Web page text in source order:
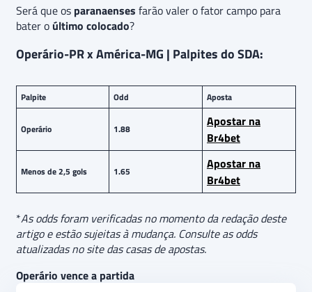
Será que os paranaenses farão valer o fator campo para
bater o último colocado?
Operário-PR x América-MG | Palpites do SDA:
Palpite Odd Aposta
Operário 1.88
Apostar na
Br4bet
Menos de 2,5 gols 1.65
Apostar na
Br4bet
*As odds foram verificadas no momento da redação deste
artigo e estão sujeitas à mudança. Consulte as odds
atualizadas no site das casas de apostas.
Operário vence a partida